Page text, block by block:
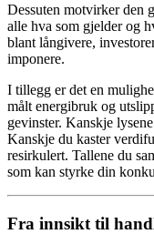
Dessuten motvirker den
alle hva som gjelder og
blant långivere,
imponere.
I tillegg er det en
målt energibruk og
gevinster. Kanskje
Kanskje du kaster
resirkulert. Tallene du
som kan styrke din
Fra innsikt til